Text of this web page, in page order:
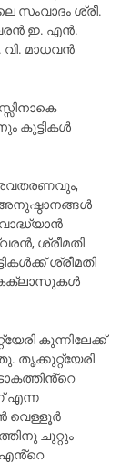
സംവാദം ശ്രീ.
ഇ. എൻ.
വി. മാധവൻ
കുട്ടികൾ
അവതരണവും,
അനുഷ്ഠാനങ്ങൾ
ശ്രീമതി
ശ്രീമതി
കുന്നിലേക്ക്
തൃക്കുറ്റ്യേരി
എന്ന
വെള്ളൂർ
ചുറ്റും